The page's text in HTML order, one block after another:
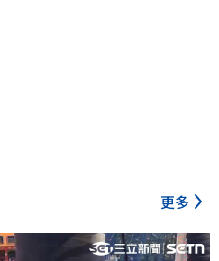
更多